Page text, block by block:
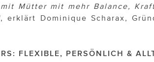
Mütter mit mehr Balance,
, erklärt Dominique Scharax,
FLEXIBLE, PERSÖNLICH &